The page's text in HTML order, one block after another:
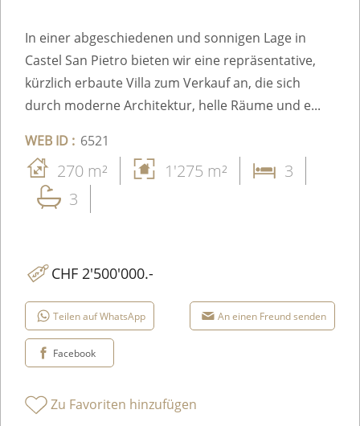
In einer abgeschiedenen und sonnigen Lage in
Castel San Pietro bieten wir eine repräsentative,
kürzlich erbaute Villa zum Verkauf an, die sich
durch moderne Architektur, helle Räume und e...
WEB ID : 6521
270 m² 1'275 m²
3
3
CHF 2'500'000.-
Teilen auf WhatsApp An einen Freund senden
Facebook
Zu Favoriten hinzufügen